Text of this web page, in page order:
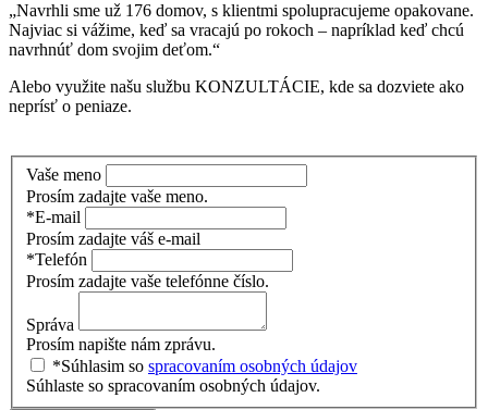
„Navrhli sme už 176 domov, s klientmi spolupracujeme opakovane.
Najviac si vážime, keď sa vracajú po rokoch – napríklad keď chcú
navrhnúť dom svojim deťom.“
Alebo využite našu službu KONZULTÁCIE, kde sa dozviete ako
neprísť o peniaze.
Vaše meno
Prosím zadajte vaše meno.
*E-mail
Prosím zadajte váš e-mail
*Telefón
Prosím zadajte vaše telefónne číslo.
Správa
Prosím napište nám zprávu.
*Súhlasim so spracovaním osobných údajov
Súhlaste so spracovaním osobných údajov.